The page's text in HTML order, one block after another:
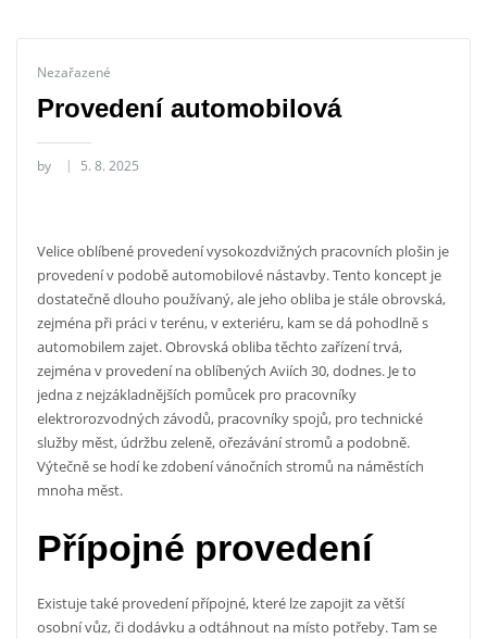
Nezařazené
Provedení automobilová
by 5. 8. 2025
Velice oblíbené provedení vysokozdvižných pracovních plošin je
provedení v podobě automobilové nástavby. Tento koncept je
dostatečně dlouho používaný, ale jeho obliba je stále obrovská,
zejména při práci v terénu, v exteriéru, kam se dá pohodlně s
automobilem zajet. Obrovská obliba těchto zařízení trvá,
zejména v provedení na oblíbených Aviích 30, dodnes. Je to
jedna z nejzákladnějších pomůcek pro pracovníky
elektrorozvodných závodů, pracovníky spojů, pro technické
služby měst, údržbu zeleně, ořezávání stromů a podobně.
Výtečně se hodí ke zdobení vánočních stromů na náměstích
mnoha měst.
Přípojné provedení
Existuje také provedení přípojné, které lze zapojit za větší
osobní vůz, či dodávku a odtáhnout na místo potřeby. Tam se